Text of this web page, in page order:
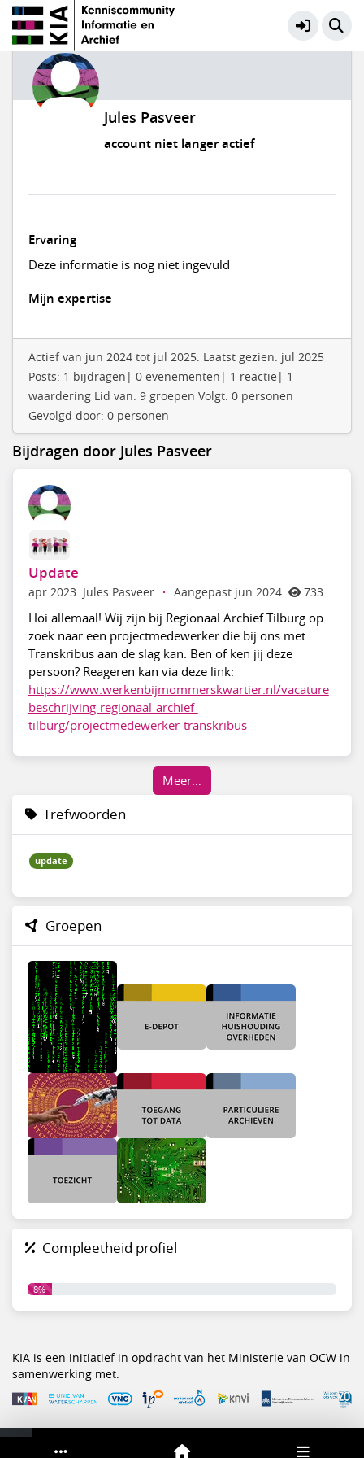
Jules Pasveer
account niet langer actief
Ervaring
Deze informatie is nog niet ingevuld
Mijn expertise
Actief van jun 2024 tot jul 2025. Laatst gezien: jul 2025
Posts: 1 bijdragen| 0 evenementen| 1 reactie| 1
waardering Lid van: 9 groepen Volgt: 0 personen
Gevolgd door: 0 personen
Bijdragen door Jules Pasveer
Update
apr 2023 Jules Pasveer · Aangepast jun 2024 733
Hoi allemaal! Wij zijn bij Regionaal Archief Tilburg op
zoek naar een projectmedewerker die bij ons met
Transkribus aan de slag kan. Ben of ken jij deze
persoon? Reageren kan via deze link:
https://www.werkenbijmommerskwartier.nl/vacature
beschrijving-regionaal-archief-
tilburg/projectmedewerker-transkribus
Meer…
Trefwoorden
update
Groepen
Compleetheid profiel
8%
KIA is een initiatief in opdracht van het Ministerie van OCW in
samenwerking met: